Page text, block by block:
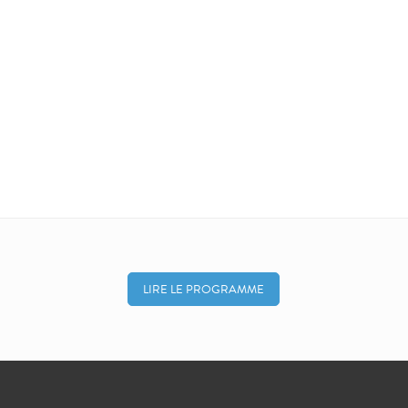
LIRE LE PROGRAMME